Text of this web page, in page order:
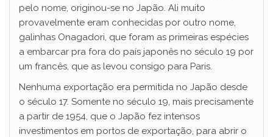
pelo nome, originou-se no Japão. Ali muito
provavelmente eram conhecidas por outro nome,
galinhas Onagadori, que foram as primeiras espécies
a embarcar pra fora do país japonês no século 19 por
um francês, que as levou consigo para Paris.
Nenhuma exportação era permitida no Japão desde
o século 17. Somente no século 19, mais precisamente
a partir de 1954, que o Japão fez intensos
investimentos em portos de exportação, para abrir o